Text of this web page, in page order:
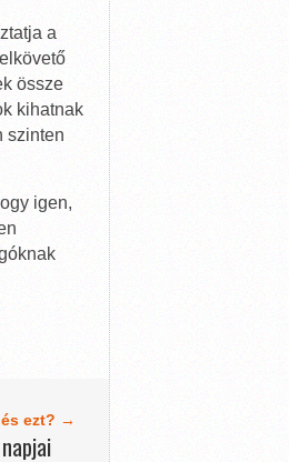
a
össze
kihatnak
szinten
igen,
ezt? →